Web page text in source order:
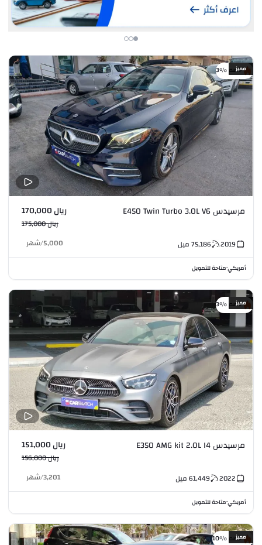
خصم %3مميز
مرسيدس E450 Twin Turbo 3.0L V6 ريال 170,000
ريال 175,000
2019
75,186 ميل 5,000
/شهر
أمريكي•متاحة للتمويل
خصم %3مميز
مرسيدس E350 AMG kit 2.0L I4 ريال 151,000
ريال 156,000
2022
61,449 ميل 3,201
/شهر
أمريكي•متاحة للتمويل
خصم %10مميز